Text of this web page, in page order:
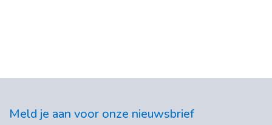
Meld je aan voor onze nieuwsbrief